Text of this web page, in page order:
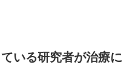
いる研究者が治療に